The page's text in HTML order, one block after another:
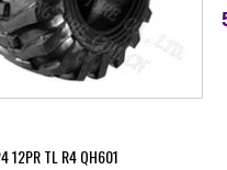
12PR TL R4 QH601